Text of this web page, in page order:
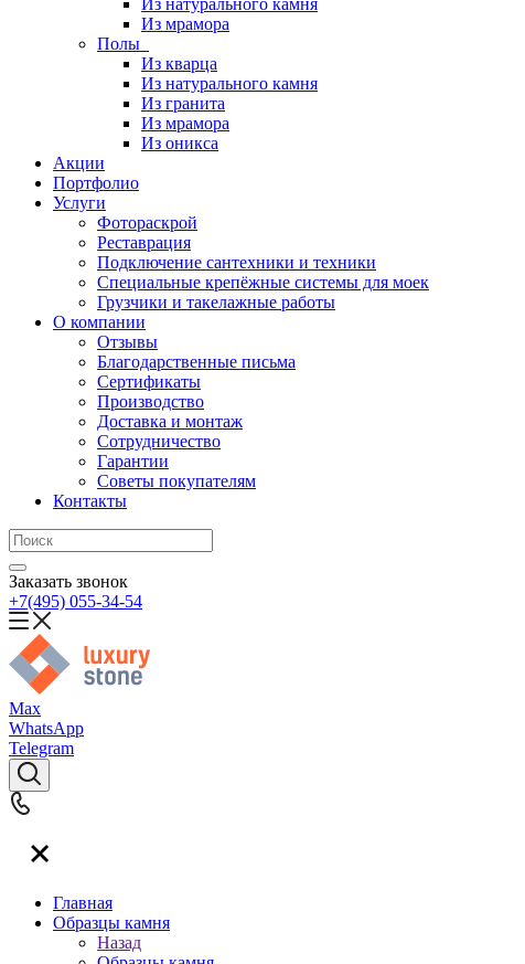
Из натурального камня
Из мрамора
Полы
Из кварца
Из натурального камня
Из гранита
Из мрамора
Из оникса
Акции
Портфолио
Услуги
Фотораскрой
Реставрация
Подключение сантехники и техники
Специальные крепёжные системы для моек
Грузчики и такелажные работы
О компании
Отзывы
Благодарственные письма
Сертификаты
Производство
Доставка и монтаж
Сотрудничество
Гарантии
Советы покупателям
Контакты
Заказать звонок
+7(495) 055-34-54
Max
WhatsApp
Telegram
Главная
Образцы камня
Назад